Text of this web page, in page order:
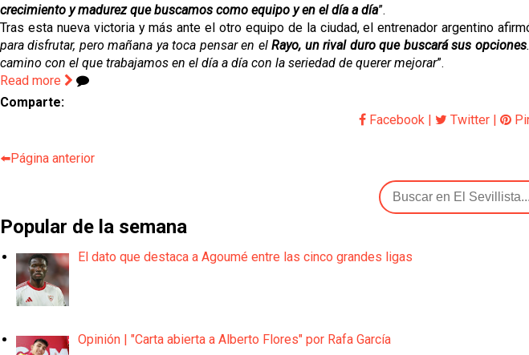
crecimiento y madurez que buscamos como equipo y en el día a día”.
Tras esta nueva victoria y más ante el otro equipo de la ciudad, el entrenador argentino
para disfrutar, pero mañana ya toca pensar en elRayo, un rival duro que buscará sus opciones.
camino con el que trabajamos en el día a día con la seriedad de querer mejorar”.
Read more
Comparte:
Facebook | Twitter |
⬅️Página anterior
Popular de la semana
El dato que destaca a Agoumé entre las cinco grandes ligas
Opinión | "Carta abierta a Alberto Flores" por Rafa García